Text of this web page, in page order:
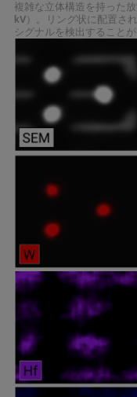
複雑な立体構造を持った
kV）。リング状に配置さ
シグナルを検出することが